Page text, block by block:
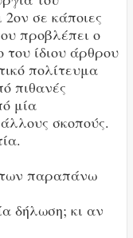
σε κάποιες
προβλέπει ο
ίδιου άρθρου
πολίτευμα
πιθανές
μία
σκοπούς.
των παραπάνω
δήλωση; κι αν